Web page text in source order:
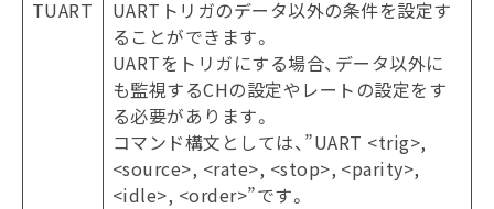
TUART
UARTトリガのデータ以外の条件を設定す
ることができます。
UARTをトリガにする場合、データ以外に
も監視するCHの設定やレートの設定をす
る必要があります。
コマンド構文としては、”UART <trig>,
<source>, <rate>, <stop>, <parity>,
<idle>, <order>”です。